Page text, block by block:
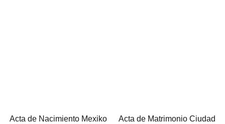
Acta de Nacimiento Mexiko
Acta de Matrimonio Ciudad